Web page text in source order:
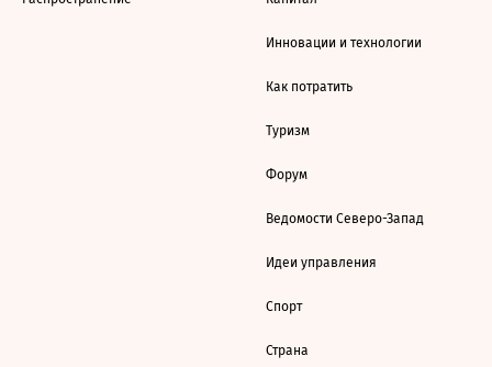
Инновации и технологии
Как потратить
Туризм
Форум
Ведомости Северо-Запад
Идеи управления
Спорт
Страна